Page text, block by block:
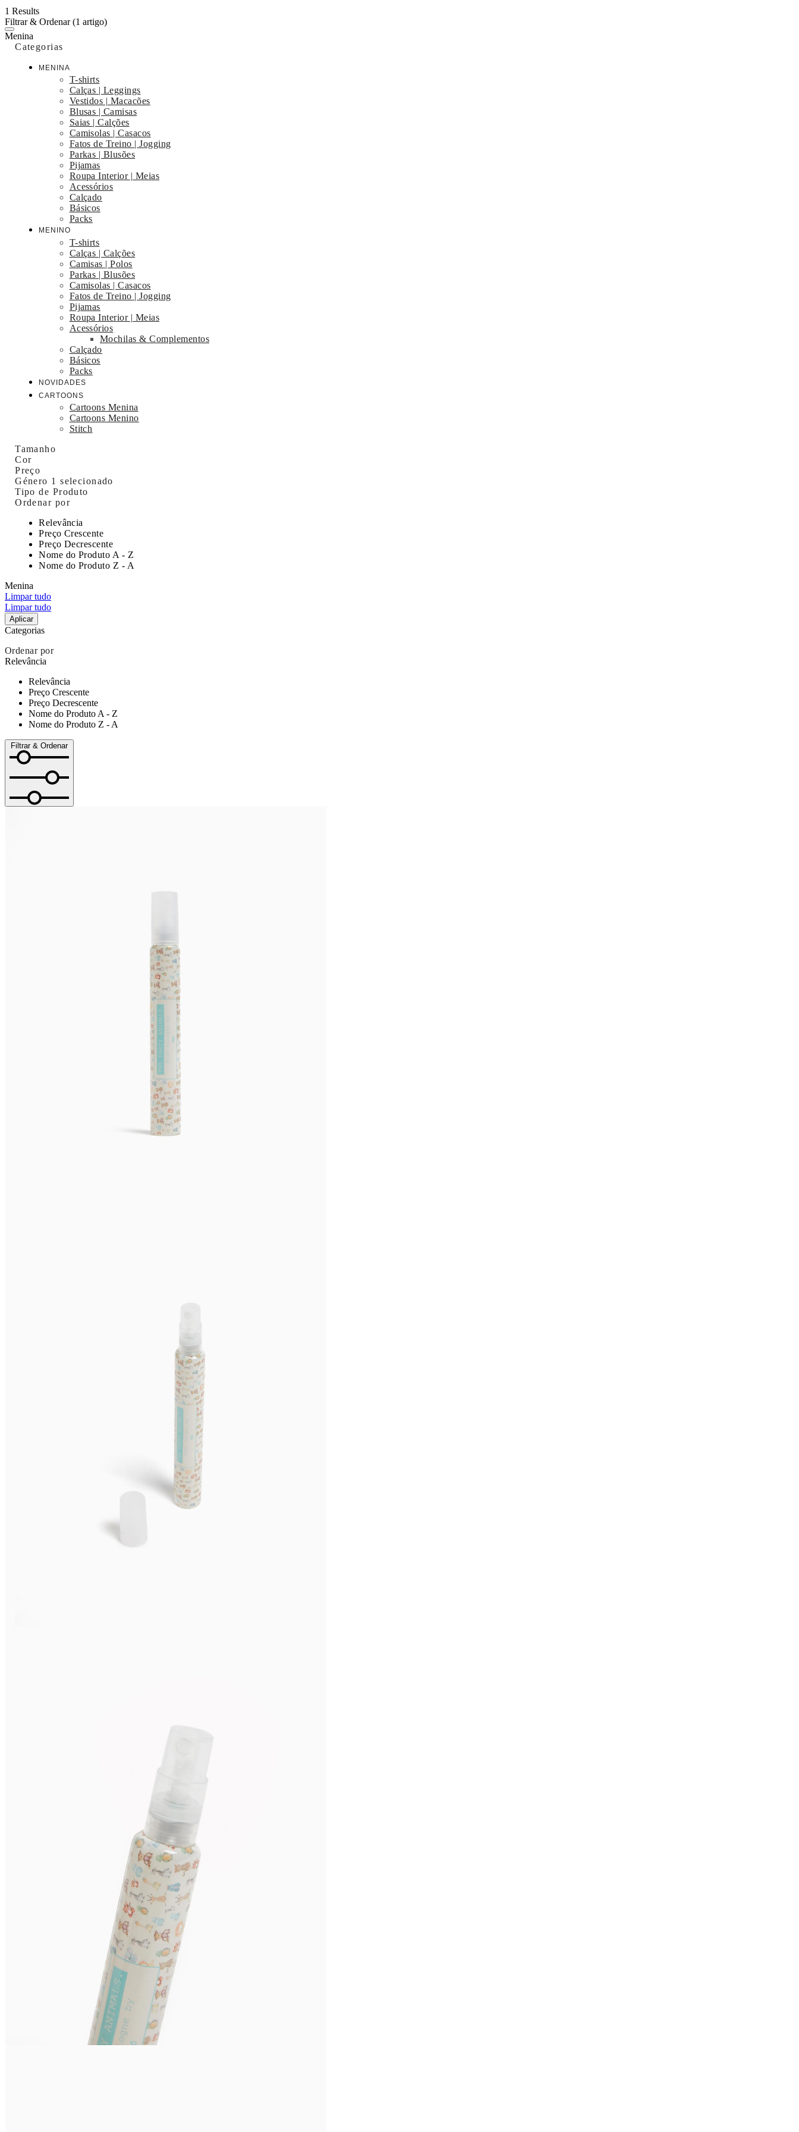
1 Results
Filtrar & Ordenar(1 artigo)
Menina
Categorias
MENINA
T-shirts
Calças | Leggings
Vestidos | Macacões
Blusas | Camisas
Saias | Calções
Camisolas | Casacos
Fatos de Treino | Jogging
Parkas | Blusões
Pijamas
Roupa Interior | Meias
Acessórios
Calçado
Básicos
Packs
MENINO
T-shirts
Calças | Calções
Camisas | Polos
Parkas | Blusões
Camisolas | Casacos
Fatos de Treino | Jogging
Pijamas
Roupa Interior | Meias
Acessórios
Mochilas & Complementos
Calçado
Básicos
Packs
NOVIDADES
CARTOONS
Cartoons Menina
Cartoons Menino
Stitch
Tamanho
Cor
Preço
Género 1 selecionado
Tipo de Produto
Ordenar por
Relevância
Preço Crescente
Preço Decrescente
Nome do Produto A - Z
Nome do Produto Z - A
Menina
Limpar tudo
Limpar tudo
Aplicar
Categorias
Ordenar por
Relevância
Relevância
Preço Crescente
Preço Decrescente
Nome do Produto A - Z
Nome do Produto Z - A
Filtrar & Ordenar